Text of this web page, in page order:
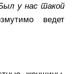
у нас такой
ведет